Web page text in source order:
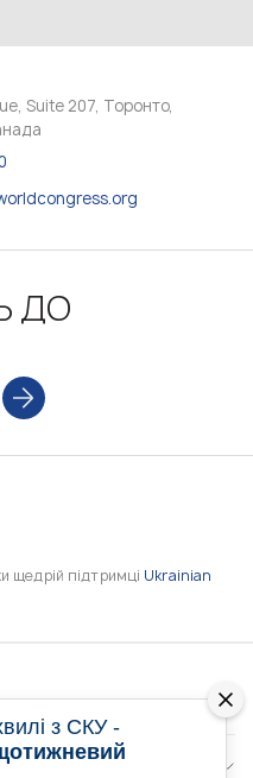
Suite 207, Торонто,
ДО
щедрій підтримці Ukrainian
з СКУ -